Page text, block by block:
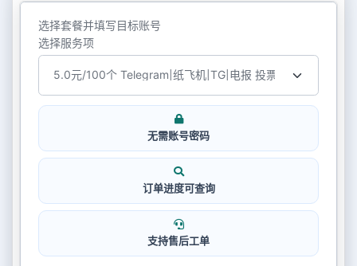
选择套餐并填写目标账号
选择服务项
无需账号密码
订单进度可查询
支持售后工单